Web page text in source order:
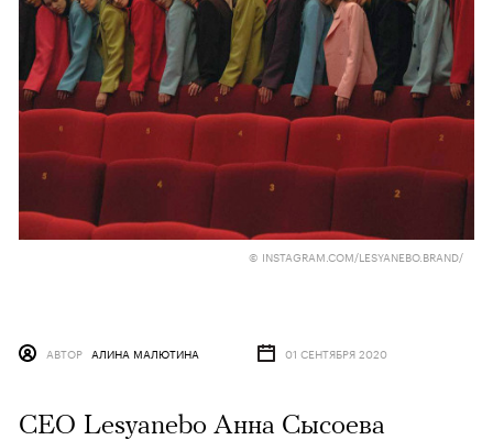
© INSTAGRAM.COM/LESYANEBO.BRAND/
АВТОР АЛИНА МАЛЮТИНА 01 СЕНТЯБРЯ 2020
CEO Lesyanebo Анна Сысоева